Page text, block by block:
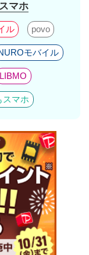
マホ
ル povo
モバイル
LIBMO
スマホ